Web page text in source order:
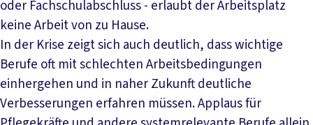
oder Fachschulabschluss - erlaubt der Arbeitsplatz
keine Arbeit von zu Hause.
In der Krise zeigt sich auch deutlich, dass wichtige
Berufe oft mit schlechten Arbeitsbedingungen
einhergehen und in naher Zukunft deutliche
Verbesserungen erfahren müssen. Applaus für